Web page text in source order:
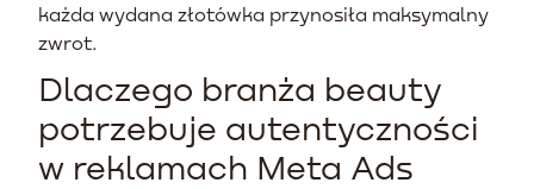
każda wydana złotówka przynosiła maksymalny
zwrot.
Dlaczego branża beauty
potrzebuje autentyczności
w reklamach Meta Ads